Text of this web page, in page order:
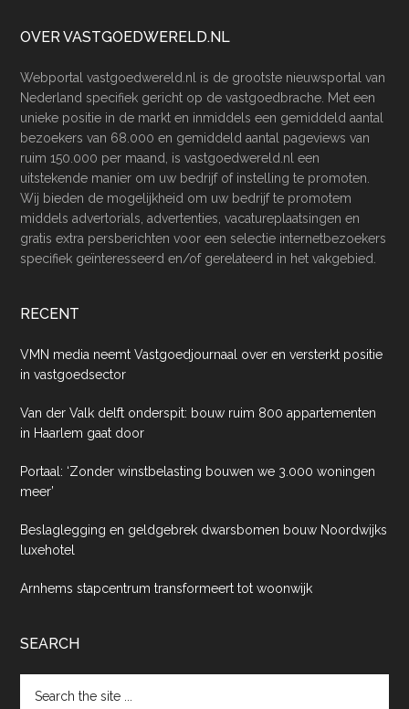
Footer
OVER VASTGOEDWERELD.NL
Webportal vastgoedwereld.nl is de grootste nieuwsportal van
Nederland specifiek gericht op de vastgoedbrache. Met een
unieke positie in de markt en inmiddels een gemiddeld aantal
bezoekers van 68.000 en gemiddeld aantal pageviews van
ruim 150.000 per maand, is vastgoedwereld.nl een
uitstekende manier om uw bedrijf of instelling te promoten.
Wij bieden de mogelijkheid om uw bedrijf te promotem
middels advertorials, advertenties, vacatureplaatsingen en
gratis extra persberichten voor een selectie internetbezoekers
specifiek geïnteresseerd en/of gerelateerd in het vakgebied.
RECENT
VMN media neemt Vastgoedjournaal over en versterkt positie
in vastgoedsector
Van der Valk delft onderspit: bouw ruim 800 appartementen
in Haarlem gaat door
Portaal: ‘Zonder winstbelasting bouwen we 3.000 woningen
meer’
Beslaglegging en geldgebrek dwarsbomen bouw Noordwijks
luxehotel
Arnhems stapcentrum transformeert tot woonwijk
SEARCH
the